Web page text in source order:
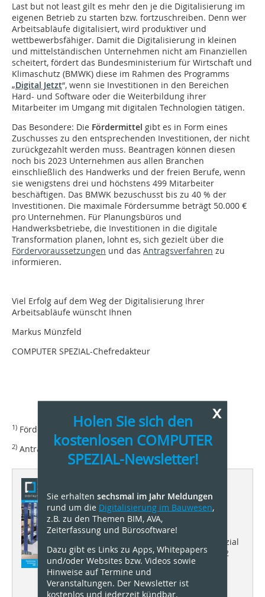
Last but not least gilt es mehr den je die Digitalisierung im
eigenen Betrieb zu starten bzw. fortzuschreiben. Denn wer
Arbeitsabläufe digitalisiert, wird produktiver und
wettbewerbsfähiger. Damit die Digitalisierung in kleinen
und mittelständischen Unternehmen nicht am Finanziellen
scheitert, fördert das Bundesministerium für Wirtschaft und
Klimaschutz (BMWK) diese im Rahmen des Programms
„Digital Jetzt“, wenn sie Investitionen in den Bereichen
Hard- und Software oder die Weiterbildung ihrer
Mitarbeiter im Umgang mit digitalen Technologien tätigen.
Das Besondere: Die Fördermittel gibt es in Form eines
Zuschusses zu den entsprechenden Investitionen, der nicht
zurückgezahlt werden muss. Beantragen können diesen
noch bis 2023 Unternehmen aus allen Branchen
einschließlich des Handwerks und der freien Berufe, wenn
sie wenigstens drei und höchstens 499 Mitarbeiter
beschäftigen. Das BMWK bezuschusst bis zu 40 % der
Investitionen. Die maximale Fördersumme beträgt 50.000 €
pro Unternehmen. Für Planungsbüros und
Handwerksbetriebe, die Investitionen in die digitale
Transformation planen, lohnt es, sich gezielt über die
Fördervoraussetzungen und das Antragsverfahren zu
informieren.
Viel Erfolg auf dem Weg der Digitalisierung Ihrer
Arbeitsabläufe wünscht Ihnen
Markus Münzfeld
COMPUTER SPEZIAL-Chefredakteur
1) Fördervoraussetzungen unter dem Kurzlink:
2) Antragsverfahren unter:
Computer Spezial
01/2022
Das Fachmagazin Computer Spezial
informiert in der Ausgabe 1/2022
u.a. Quantencomputer und
Quantencomputing, IFC-Viewer
(einschließlich einer
x
Holen Sie sich den
kostenlosen COMPUTER
SPEZIAL-Newsletter!
Sie erhalten sechsmal im Jahr Meldungen
rund um die Digitalisierung im Bauwesen,
z.B. zu den Themen BIM, AVA,
Zeiterfassung und Bürosoftware!
Dazu gibt es Links zu Apps, Whitepapers
und/oder Websites bzw. Videos sowie
Hinweise auf Termine und
Veranstaltungen. Der Newsletter ist
kostenlos und jederzeit kündbar.